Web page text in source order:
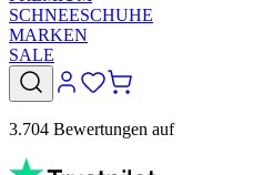
SCHNEESCHUHE
MARKEN
SALE
3.704 Bewertungen auf